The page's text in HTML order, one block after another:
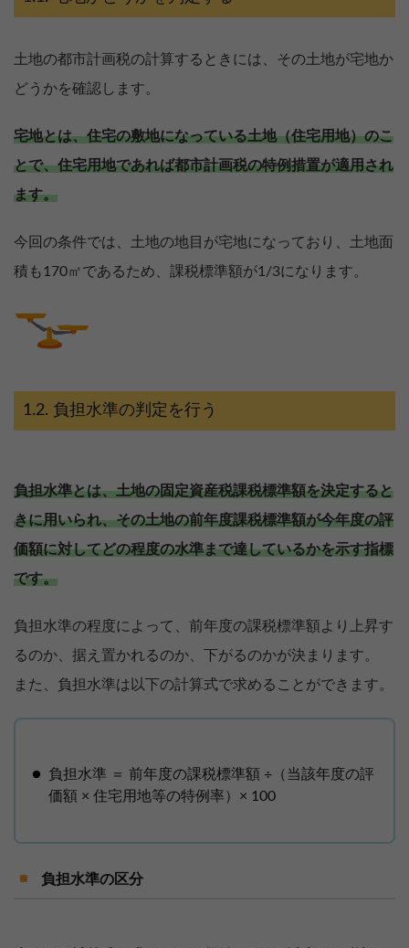
土地の都市計画税の計算するときには、その土地が宅地か
どうかを確認します。
宅地とは、住宅の敷地になっている土地（住宅用地）のこ
とで、住宅用地であれば都市計画税の特例措置が適用され
ます。
今回の条件では、土地の地目が宅地になっており、土地面
積も170㎡であるため、課税標準額が1/3になります。
負担水準の判定を行う
負担水準とは、土地の固定資産税課税標準額を決定すると
きに用いられ、その土地の前年度課税標準額が今年度の評
価額に対してどの程度の水準まで達しているかを示す指標
です。
負担水準の程度によって、前年度の課税標準額より上昇す
るのか、据え置かれるのか、下がるのかが決まります。
また、負担水準は以下の計算式で求めることができます。
負担水準 ＝ 前年度の課税標準額 ÷（当該年度の評
価額 × 住宅用地等の特例率）× 100
負担水準の区分